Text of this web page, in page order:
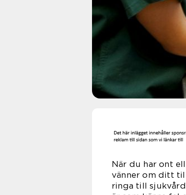
När du har ont
vänner om ditt
ringa till